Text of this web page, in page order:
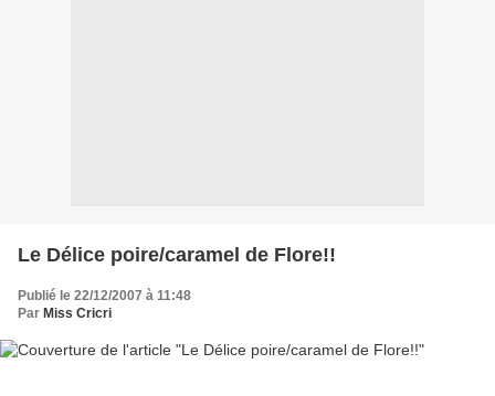
Le Délice poire/caramel de Flore!!
Publié le 22/12/2007 à 11:48
Par Miss Cricri